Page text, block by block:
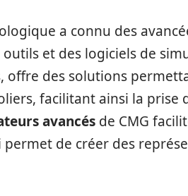
a connu des
outils et des logiciels de
offre des solutions
facilitant ainsi la prise
avancés de CMG
de créer des